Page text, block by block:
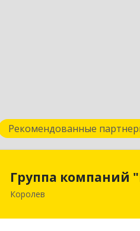
Рекомендованные
Группа компаний
Королев
Группа
141077, Московская обл,